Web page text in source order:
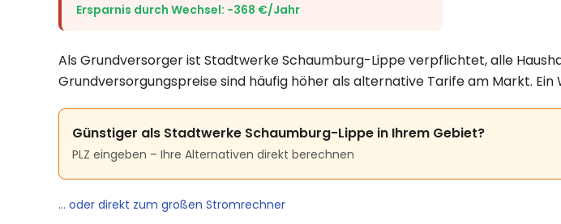
Ersparnis durch Wechsel: −368 €/Jahr
Als Grundversorger ist Stadtwerke Schaumburg-Lippe verpflichtet, alle
Grundversorgungspreise sind häufig höher als alternative Tarife am Markt.
Günstiger als Stadtwerke Schaumburg-Lippe in Ihrem Gebiet?
PLZ eingeben – Ihre Alternativen direkt berechnen
… oder direkt zum großen Stromrechner